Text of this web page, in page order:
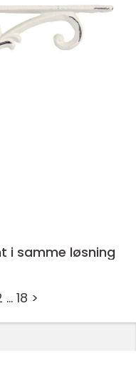
pynt i samme løsning
… 18 >